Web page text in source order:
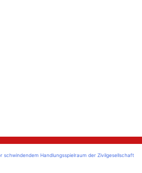
schwindendem Handlungsspielraum der Zivilgesellschaft